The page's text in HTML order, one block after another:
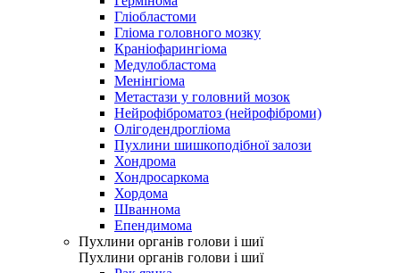
Гліобластоми
Гліома головного мозку
Краніофарингіома
Медулобластома
Менінгіома
Метастази у головний мозок
Нейрофіброматоз (нейрофіброми)
Олігодендрогліома
Пухлини шишкоподібної залози
Хондрома
Хондросаркома
Хордома
Шваннома
Епендимома
Пухлини органів голови і шиї
Пухлини органів голови і шиї